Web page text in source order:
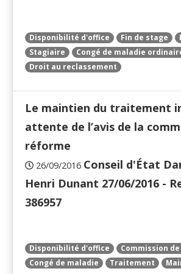
Disponibilité d'office Fin de stage
Stagiaire
Congé de maladie
Droit au reclassement
Le maintien du traitement
attente de l’avis de la
réforme
26/09/2016 Conseil d'État
Henri Dunant 27/06/2016 -
386957
Disponibilité d'office
Commission
Congé de maladie
Traitement